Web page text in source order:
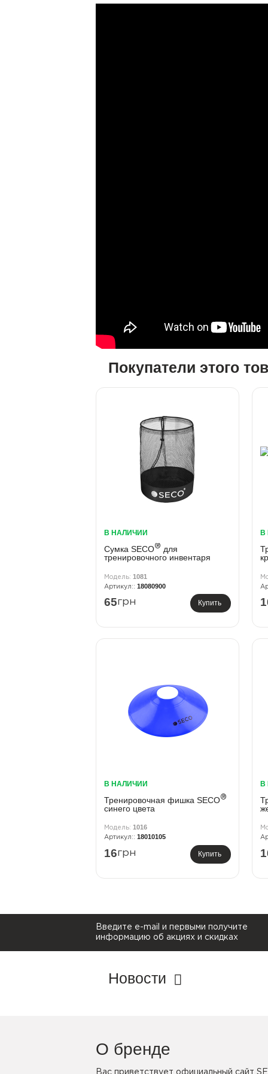
Покупатели этого
В НАЛИЧИИ
Сумка SECO® для
тренировочного инвентаря
1081
18080900
65грн Купить
В
В НАЛИЧИИ
Тренировочная фишка SECO®
синего цвета
1016
18010105
16грн Купить
В
Введите e-mail и первыми получите
информацию об акциях и скидках
Новости
О бренде
Вас приветствует официальный сайт